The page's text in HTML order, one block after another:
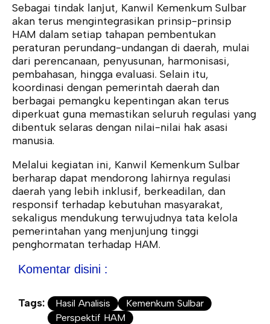
Sebagai tindak lanjut, Kanwil Kemenkum Sulbar
akan terus mengintegrasikan prinsip-prinsip
HAM dalam setiap tahapan pembentukan
peraturan perundang-undangan di daerah, mulai
dari perencanaan, penyusunan, harmonisasi,
pembahasan, hingga evaluasi. Selain itu,
koordinasi dengan pemerintah daerah dan
berbagai pemangku kepentingan akan terus
diperkuat guna memastikan seluruh regulasi yang
dibentuk selaras dengan nilai-nilai hak asasi
manusia.
Melalui kegiatan ini, Kanwil Kemenkum Sulbar
berharap dapat mendorong lahirnya regulasi
daerah yang lebih inklusif, berkeadilan, dan
responsif terhadap kebutuhan masyarakat,
sekaligus mendukung terwujudnya tata kelola
pemerintahan yang menjunjung tinggi
penghormatan terhadap HAM.
Komentar disini :
Tags: Hasil Analisis
Kemenkum Sulbar
Perspektif HAM